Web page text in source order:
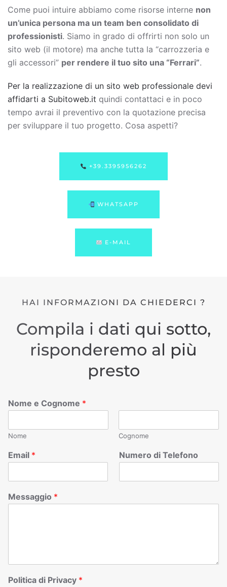
Come puoi intuire abbiamo come risorse interne non
un’unica persona ma un team ben consolidato di
professionisti. Siamo in grado di offrirti non solo un
sito web (il motore) ma anche tutta la “carrozzeria e
gli accessori” per rendere il tuo sito una “Ferrari”.
Per la realizzazione di un sito web professionale devi
affidarti a Subitoweb.it quindi contattaci e in poco
tempo avrai il preventivo con la quotazione precisa
per sviluppare il tuo progetto. Cosa aspetti?
+39.3395956262
WHATSAPP
E-MAIL
HAI INFORMAZIONI DA CHIEDERCI ?
Compila i dati qui sotto,
risponderemo al più
presto
Nome e Cognome *
Nome Cognome
Email * Numero di Telefono
Messaggio *
Politica di Privacy *